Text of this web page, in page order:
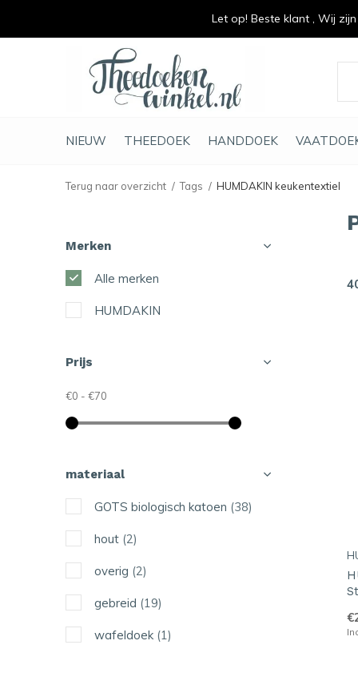
NIEUW THEEDOEK HANDDOEK
duurzaam en met
Terug naar overzicht Tags HUMDAKIN keukentextiel
Merken
Alle merken
HUMDAKIN
Prijs
€0 - €70
materiaal
GOTS biologisch katoen (38)
hout (2)
overig (2)
gebreid (19)
wafeldoek (1)
Let op! Beste klant , Wij